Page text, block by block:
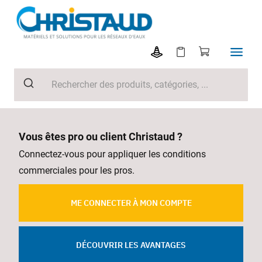
Vous êtes pro ou client Christaud ?
Connectez-vous pour appliquer les conditions
commerciales pour les pros.
ME CONNECTER À MON COMPTE
DÉCOUVRIR LES AVANTAGES